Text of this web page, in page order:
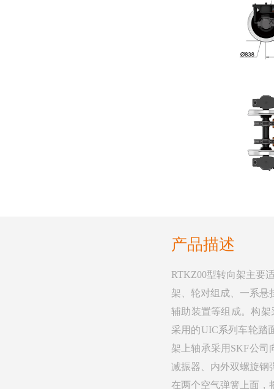
产品描述
RTKZ00型转向架主要
架、轮对组成、一系悬
辅助装置等组成。构
采用的UIC系列车轮踏
架上轴承采用SKF公
减振器、内外双螺旋钢
在两个空气弹簧上面，